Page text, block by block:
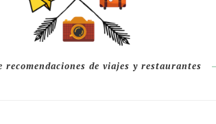
recomendaciones de viajes y restaurantes